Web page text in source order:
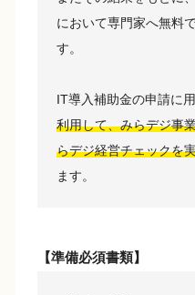
において専門家へ無料
す。
IT導入補助金の申請に
利用して、みらデジ事
らデジ経営チェックを
ます。
【準備必須書類】